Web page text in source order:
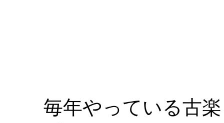
毎年やっている古楽